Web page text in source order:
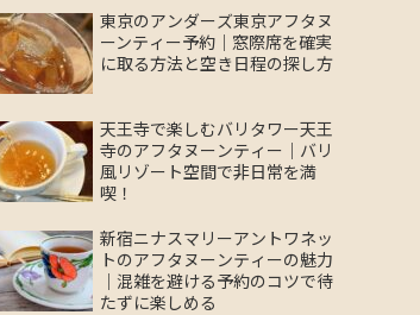
東京のアンダーズ東京アフタヌ
ーンティー予約｜窓際席を確実
に取る方法と空き日程の探し方
天王寺で楽しむバリタワー天王
寺のアフタヌーンティー｜バリ
風リゾート空間で非日常を満
喫！
新宿ニナスマリーアントワネッ
トのアフタヌーンティーの魅力
｜混雑を避ける予約のコツで待
たずに楽しめる